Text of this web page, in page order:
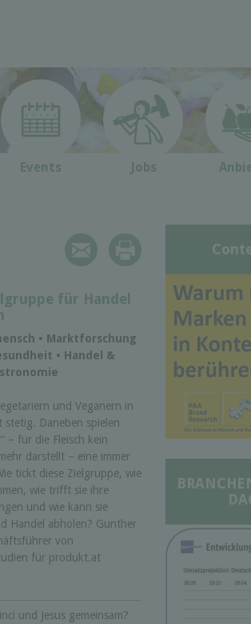
Events Jobs
für Handel
• Marktforschung
• Handel &
und Veganern in
stetig. Daneben spielen
– für die Fleisch kein
darstellt – eine immer
tickt diese Zielgruppe, wie
wie trifft sie ihre
und wie kann sie
Handel abholen? Gunther
von
für produkt.at
und Jesus gemeinsam?